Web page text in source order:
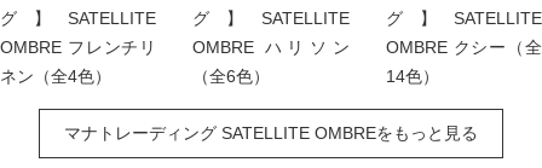
グ】SATELLITE
OMBRE フレンチリ
ネン（全4色）
グ】SATELLITE
OMBRE ハリソン
（全6色）
グ】SATELLITE
OMBRE クシー（全
14色）
マナトレーディング SATELLITE OMBREをもっと見る